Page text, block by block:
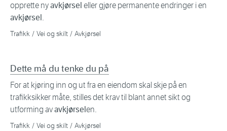
opprette nyavkjørsel eller gjøre permanente endringer i en
avkjørsel .
Trafikk Vei og skilt Avkjørsel
Dette må du tenke du på
For at kjøring inn og ut fra en eiendom skal skje på en
trafikksikker måte, stilles det krav til blant annet sikt og
utforming avavkjørsel en.
Trafikk Vei og skilt Avkjørsel